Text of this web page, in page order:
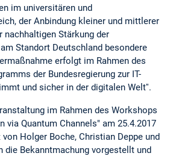
im universitären und
der Anbindung kleiner und mittlerer
nachhaltigen Stärkung der
Standort Deutschland besondere
erfolgt im Rahmen des
der Bundesregierung zur IT-
und sicher in der digitalen Welt''.
im Rahmen des Workshops
via Quantum Channels" am 25.4.2017
Holger Boche, Christian Deppe und
die Bekanntmachung vorgestellt und